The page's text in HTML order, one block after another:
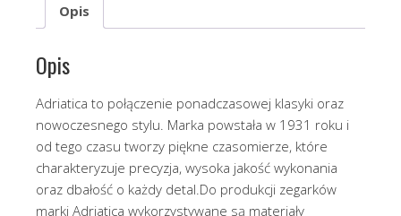
Opis
Opis
Adriatica to połączenie ponadczasowej klasyki oraz
nowoczesnego stylu. Marka powstała w 1931 roku i
od tego czasu tworzy piękne czasomierze, które
charakteryzuje precyzja, wysoka jakość wykonania
oraz dbałość o każdy detal.Do produkcji zegarków
marki Adriatica wykorzystywane są materiały